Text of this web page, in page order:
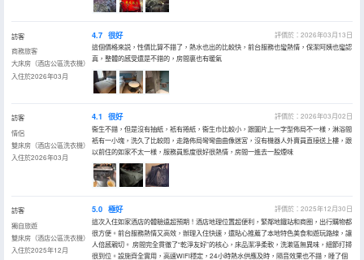
訪客
商務旅客
大床房（酒店公區洗衣機）
入住於2026年03月
4.7 很好
評價於：2026年03月13日
這個價格來説，性價比算不錯了，熱水也出的比較快，前台服務也蠻熱情，保潔阿姨也蠻認
真，整體的感受還是不錯的，房間裏也有暖氣
訪客
情侶
雙床房（酒店公區洗衣機）
入住於2026年03月
4.1 很好
評價於：2026年03月02日
衞生不錯，但是沒有抽紙，衹有捲紙，衞生巾比較小，跟圖片上一字型佈局不一樣，淋浴間
衹有一小塊，洗久了比較悶，走路佈局彎彎曲曲像迷宮，沒有機器人外賣員直接送上樓，跟
以前住的如家不太一樣，服務員態度很好很熱情，房間一進去一股煙味
訪客
獨自旅遊
雙床房（酒店公區洗衣機）
入住於2025年12月
5.0 極好
評價於：2025年12月30日
這次入住如家酒店的體驗遠超預期！酒店地理位置超便利，緊鄰地鐵站和商圈，出行購物都
很方便。前台服務熱情又高效，辦理入住快速，還貼心推薦了本地特色美食和遊玩路線，讓
人倍感親切。 房間完全貫徹了“乾淨友好”的核心，床品潔凈柔軟，洗漱區無異味，細節打掃
很到位。設施齊全實用，高速WiFi穩定，24小時熱水供應及時，隔音效果也不錯，睡了個